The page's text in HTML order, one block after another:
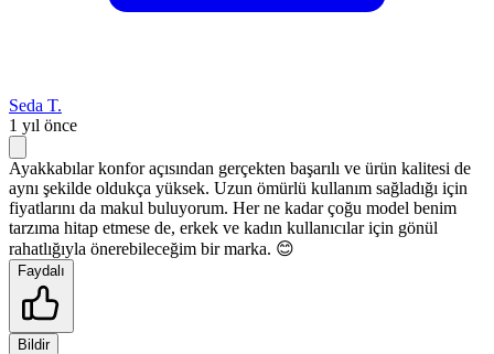
Seda T.
1 yıl önce
Ayakkabılar konfor açısından gerçekten başarılı ve ürün kalitesi de
aynı şekilde oldukça yüksek. Uzun ömürlü kullanım sağladığı için
fiyatlarını da makul buluyorum. Her ne kadar çoğu model benim
tarzıma hitap etmese de, erkek ve kadın kullanıcılar için gönül
rahatlığıyla önerebileceğim bir marka. 😊
Faydalı
Bildir